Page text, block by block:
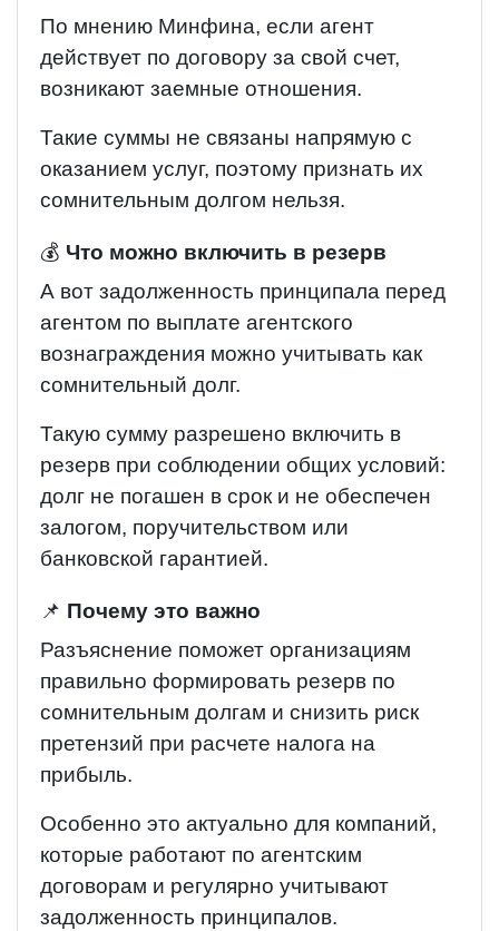
По мнению Минфина, если агент
действует по договору за свой счет,
возникают заемные отношения.
Такие суммы не связаны напрямую с
оказанием услуг, поэтому признать их
сомнительным долгом нельзя.
💰 Что можно включить в резерв
А вот задолженность принципала перед
агентом по выплате агентского
вознаграждения можно учитывать как
сомнительный долг.
Такую сумму разрешено включить в
резерв при соблюдении общих условий:
долг не погашен в срок и не обеспечен
залогом, поручительством или
банковской гарантией.
📌 Почему это важно
Разъяснение поможет организациям
правильно формировать резерв по
сомнительным долгам и снизить риск
претензий при расчете налога на
прибыль.
Особенно это актуально для компаний,
которые работают по агентским
договорам и регулярно учитывают
задолженность принципалов.